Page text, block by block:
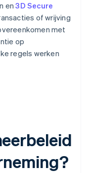
en3D Secure
of wrijving
met
op
regels werken